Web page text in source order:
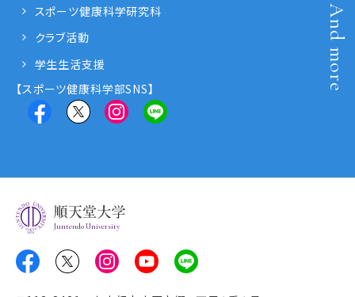
And more
スポーツ健康科学研究科
クラブ活動
学生生活支援
【スポーツ健康科学部SNS】
Juntendo University